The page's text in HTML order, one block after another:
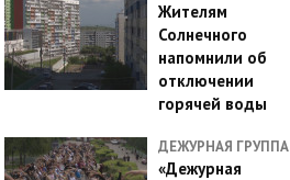
Жителям
Солнечного
напомнили об
отключении
горячей воды
ДЕЖУРНАЯ ГРУППА
«Дежурная